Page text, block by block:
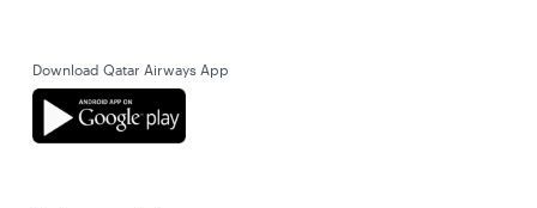
Download Qatar Airways App